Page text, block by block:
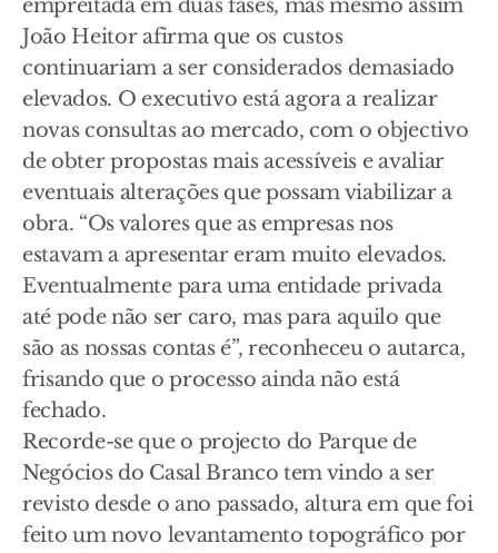
empreitada em duas fases, mas mesmo assim
João Heitor afirma que os custos
continuariam a ser considerados demasiado
elevados. O executivo está agora a realizar
novas consultas ao mercado, com o objectivo
de obter propostas mais acessíveis e avaliar
eventuais alterações que possam viabilizar a
obra. “Os valores que as empresas nos
estavam a apresentar eram muito elevados.
Eventualmente para uma entidade privada
até pode não ser caro, mas para aquilo que
são as nossas contas é”, reconheceu o autarca,
frisando que o processo ainda não está
fechado.
Recorde-se que o projecto do Parque de
Negócios do Casal Branco tem vindo a ser
revisto desde o ano passado, altura em que foi
feito um novo levantamento topográfico por